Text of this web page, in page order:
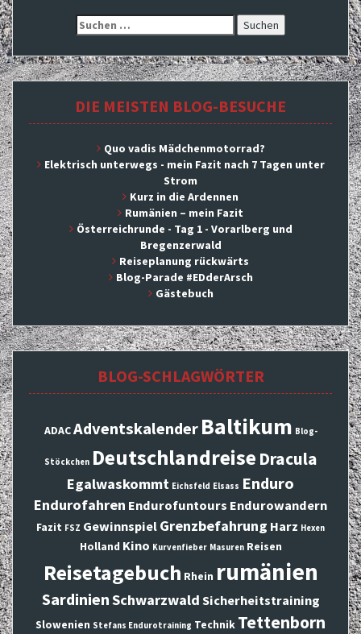
Suchen
nach:
DIE MEISTEN BLOG-BESUCHE
Quo vadis Mädchenmotorrad?
Elektrisch unterwegs - mein Fazit nach 7 Tagen unter
Strom
Kurz in die Ardennen
Rumänien – mein Fazit
Österreichrunde - Tag 1 - Vorarlberg und
Bregenzerwald
Reiseplanung rückwärts
Blog-Parade #EDderArsch
Gästebuch
BLOG-SCHLAGWÖRTER
ADACAdventskalender Baltikum Blog-
Stöckchen Deutschlandreise Dracula
Egalwaskommt Eichsfeld Elsass Enduro
Endurofahren Endurofuntours Endurowandern
Fazit FSZ Gewinnspiel Grenzbefahrung Harz Hexen
Holland Kino Kurvenfieber Masuren Reisen
Reisetagebuch Rhein rumänien
SardinienSchwarzwald Sicherheitstraining
Slowenien Stefans Endurotraining Technik Tettenborn